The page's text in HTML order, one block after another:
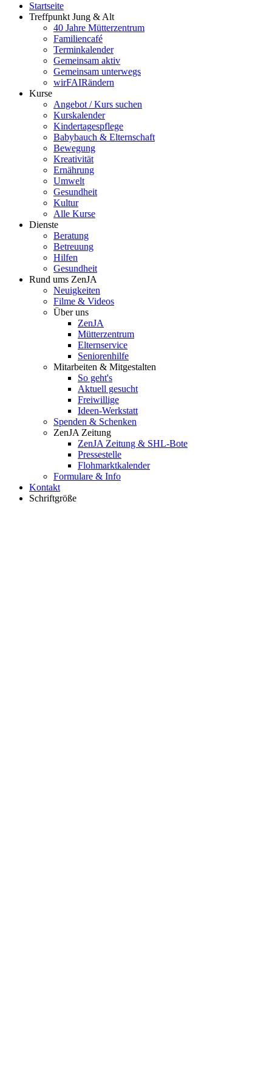
Startseite
Treffpunkt Jung & Alt
40 Jahre Mütterzentrum
Familiencafé
Terminkalender
Gemeinsam aktiv
Gemeinsam unterwegs
wirFAIRändern
Kurse
Angebot / Kurs suchen
Kurskalender
Kindertagespflege
Babybauch & Elternschaft
Bewegung
Kreativität
Ernährung
Umwelt
Gesundheit
Kultur
Alle Kurse
Dienste
Beratung
Betreuung
Hilfen
Gesundheit
Rund ums ZenJA
Neuigkeiten
Filme & Videos
Über uns
ZenJA
Mütterzentrum
Elternservice
Seniorenhilfe
Mitarbeiten & Mitgestalten
So geht's
Aktuell gesucht
Freiwillige
Ideen-Werkstatt
Spenden & Schenken
ZenJA Zeitung
ZenJA Zeitung & SHL-Bote
Pressestelle
Flohmarktkalender
Formulare & Info
Kontakt
Schriftgröße